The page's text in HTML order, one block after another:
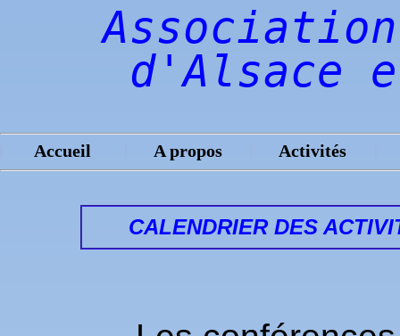
d'Alsace
Accueil A propos Activités
CALENDRIER DES